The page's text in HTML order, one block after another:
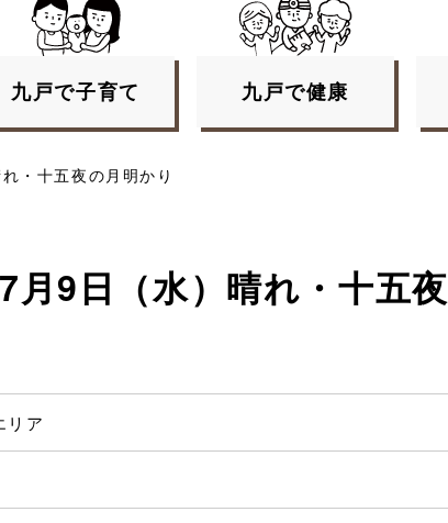
九戸で子育て 九戸で健康
・十五夜の月明かり
9日（水）晴れ・十五夜
リア